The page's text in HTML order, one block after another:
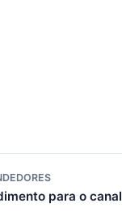
para o canal